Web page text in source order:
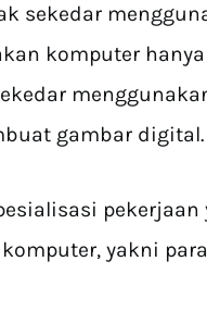
sekedar
komputer
gambar digital.
pekerjaan
yakni para